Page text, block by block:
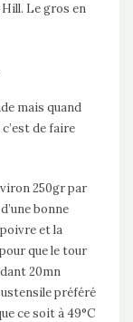
Le gros en
mais quand
de faire
250gr par
bonne
et la
que le tour
20mn
ustensile préféré
ce soit à 49°C